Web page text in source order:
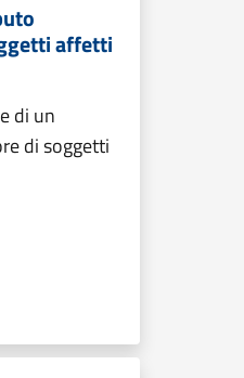
affetti
di un
di soggetti